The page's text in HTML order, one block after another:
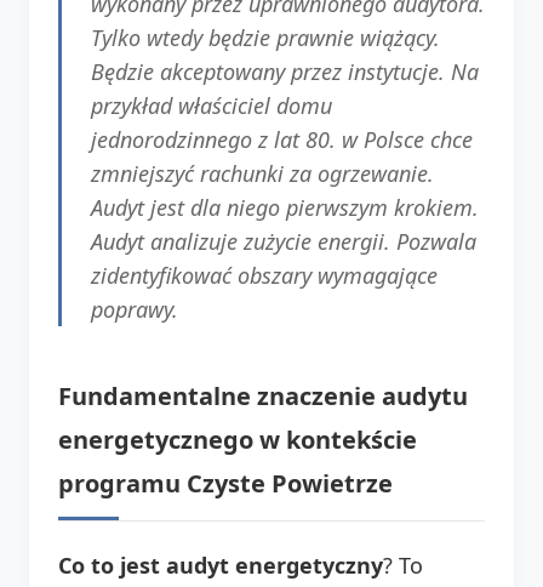
Tylko wtedy będzie prawnie wiążący.
Będzie akceptowany przez instytucje. Na
przykład właściciel domu
jednorodzinnego z lat 80. w Polsce chce
zmniejszyć rachunki za ogrzewanie.
Audyt jest dla niego pierwszym krokiem.
Audyt analizuje zużycie energii. Pozwala
zidentyfikować obszary wymagające
poprawy.
Fundamentalne znaczenie audytu
energetycznego w kontekście
programu Czyste Powietrze
Co to jest audyt energetyczny? To